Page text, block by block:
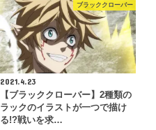
ブラッククローバー
2021.4.23
【ブラッククローバー】2種類の
ラックのイラストが一つで描け
る!?戦いを求…